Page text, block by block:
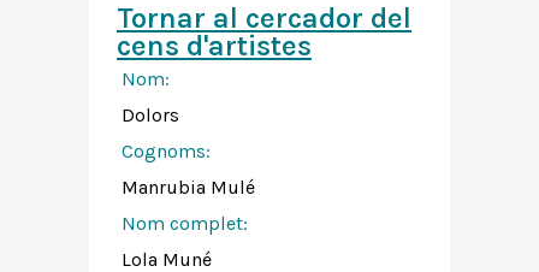
Tornar al cercador del
cens d'artistes
Nom:
Dolors
Cognoms:
Manrubia Mulé
Nom complet:
Lola Muné